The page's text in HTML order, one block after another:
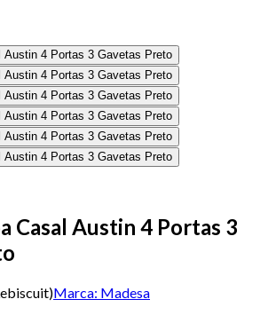
Casal Austin 4 Portas 3
)Marca: Madesa